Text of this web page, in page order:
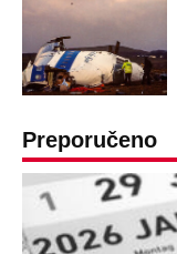
Preporučeno